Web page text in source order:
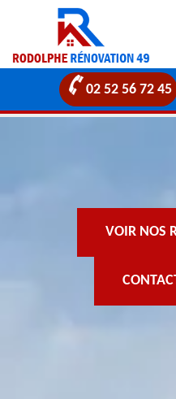
02 52 56 72 45
VOIR NOS